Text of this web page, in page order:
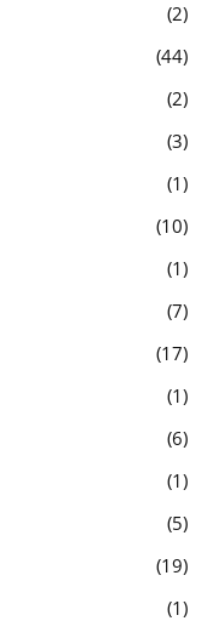
2
44
2
3
1
10
1
7
17
1
6
1
5
19
1